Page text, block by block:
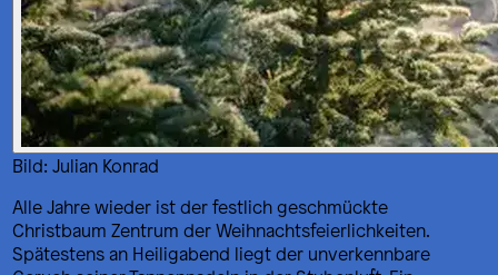
Bild: Julian Konrad
Alle Jahre wieder ist der festlich geschmückte
Christbaum Zentrum der Weihnachtsfeierlichkeiten.
Spätestens an Heiligabend liegt der unverkennbare